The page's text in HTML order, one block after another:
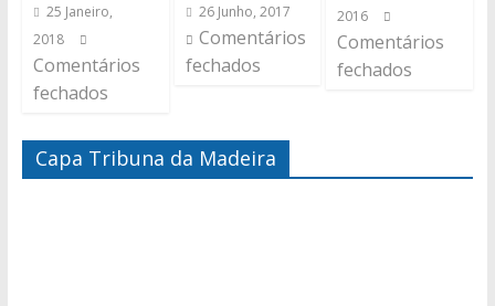
25 Janeiro,
2018
Comentários
fechados
26 Junho, 2017
Comentários
fechados
2016
Comentários
fechados
Capa Tribuna da Madeira